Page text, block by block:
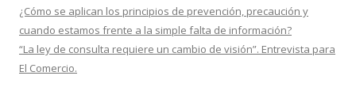
¿Cómo se aplican los principios de prevención, precaución y
cuando estamos frente a la simple falta de información?
“La ley de consulta requiere un cambio de visión”. Entrevista para
El Comercio.